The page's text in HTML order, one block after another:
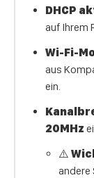
DHCP
auf Ihrem
Wi-Fi-
aus
ein.
20MHz
⚠️
andere